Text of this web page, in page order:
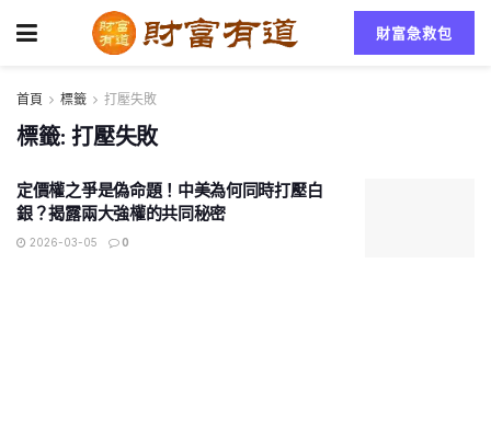
財富急救包
首頁 標籤 打壓失敗
標籤:打壓失敗
定價權之爭是偽命題！中美為何同時打壓白
銀？揭露兩大強權的共同秘密
2026-03-05 0